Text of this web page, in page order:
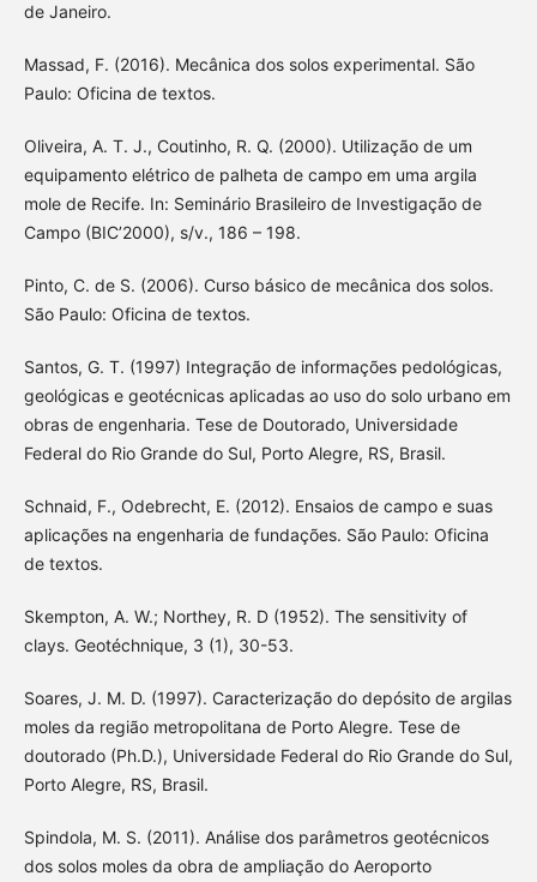
de Janeiro.
Massad, F. (2016). Mecânica dos solos experimental. São
Paulo: Oficina de textos.
Oliveira, A. T. J., Coutinho, R. Q. (2000). Utilização de um
equipamento elétrico de palheta de campo em uma argila
mole de Recife. In: Seminário Brasileiro de Investigação de
Campo (BIC’2000), s/v., 186 – 198.
Pinto, C. de S. (2006). Curso básico de mecânica dos solos.
São Paulo: Oficina de textos.
Santos, G. T. (1997) Integração de informações pedológicas,
geológicas e geotécnicas aplicadas ao uso do solo urbano em
obras de engenharia. Tese de Doutorado, Universidade
Federal do Rio Grande do Sul, Porto Alegre, RS, Brasil.
Schnaid, F., Odebrecht, E. (2012). Ensaios de campo e suas
aplicações na engenharia de fundações. São Paulo: Oficina
de textos.
Skempton, A. W.; Northey, R. D (1952). The sensitivity of
clays. Geotéchnique, 3 (1), 30-53.
Soares, J. M. D. (1997). Caracterização do depósito de argilas
moles da região metropolitana de Porto Alegre. Tese de
doutorado (Ph.D.), Universidade Federal do Rio Grande do Sul,
Porto Alegre, RS, Brasil.
Spindola, M. S. (2011). Análise dos parâmetros geotécnicos
dos solos moles da obra de ampliação do Aeroporto